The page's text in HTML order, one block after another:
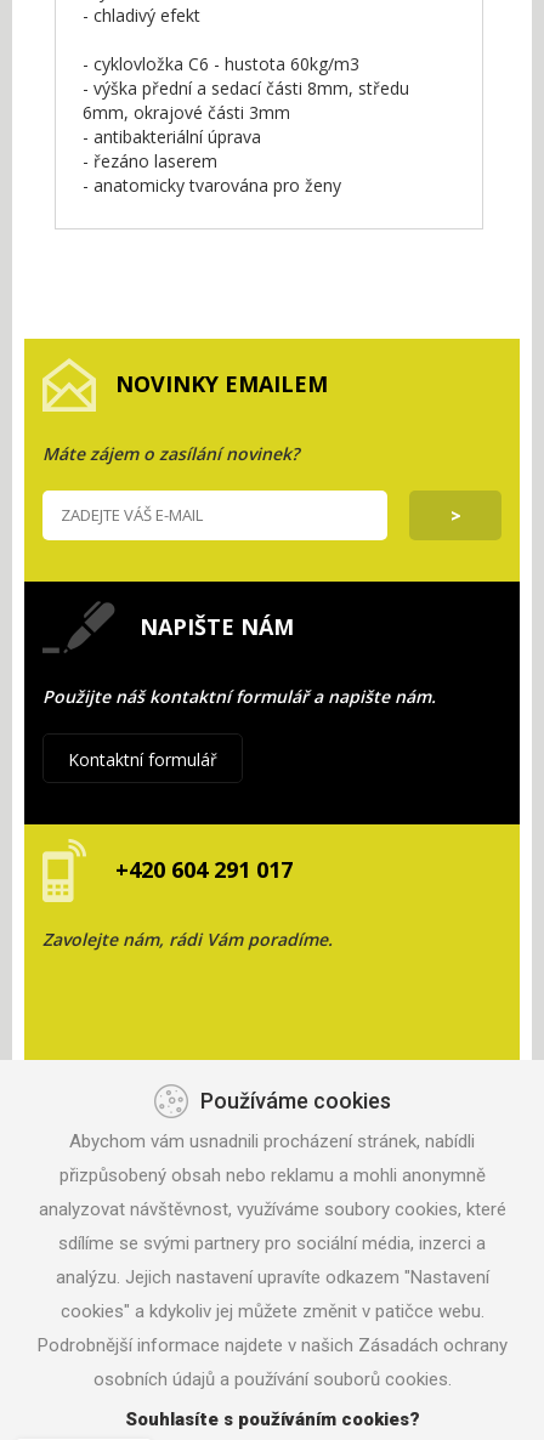
- chladivý efekt
- cyklovložka C6 - hustota 60kg/m3
- výška přední a sedací části 8mm, středu
6mm, okrajové části 3mm
- antibakteriální úprava
- řezáno laserem
- anatomicky tvarována pro ženy
NOVINKY EMAILEM
Máte zájem o zasílání novinek?
NAPIŠTE NÁM
Použijte náš kontaktní formulář a napište nám.
Kontaktní formulář
+420 604 291 017
Zavolejte nám, rádi Vám poradíme.
ANISPORT, S.R.O.
ZAHRADNÍ 330
687 06 VELEHRAD
TEL: +420 604 291 017
MAIL:ANISPORT@SEZNAM.CZ
NASTAVENÍ COOKIES
Používáme cookies
Abychom vám usnadnili procházení stránek, nabídli
přizpůsobený obsah nebo reklamu a mohli anonymně
analyzovat návštěvnost, využíváme soubory cookies, které
sdílíme se svými partnery pro sociální média, inzerci a
analýzu. Jejich nastavení upravíte odkazem "Nastavení
cookies" a kdykoliv jej můžete změnit v patičce webu.
Podrobnější informace najdete v našich Zásadách ochrany
osobních údajů a používání souborů cookies.
Souhlasíte s používáním cookies?